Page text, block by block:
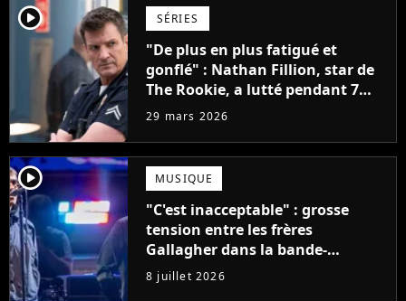
player2 SÉRIES
"De plus en plus fatigué et
gonflé" : Nathan Fillion, star de
The Rookie, a lutté pendant 7
ans avec un rôle qui le détruisait
29 mars 2026
player2 MUSIQUE
"C'est inacceptable" : grosse
tension entre les frères
Gallagher dans la bande-
annonce du documentaire sur
Oasis
8 juillet 2026